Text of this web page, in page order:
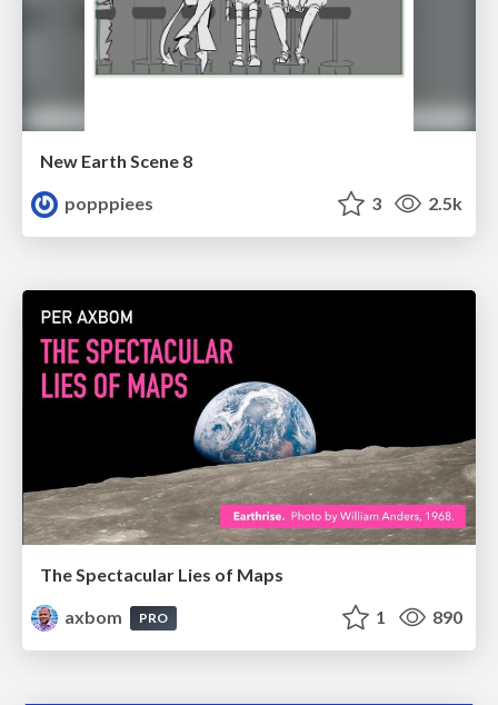
New Earth Scene 8
popppiees
3 2.5k
The Spectacular Lies of Maps
axbom
PRO 1 890